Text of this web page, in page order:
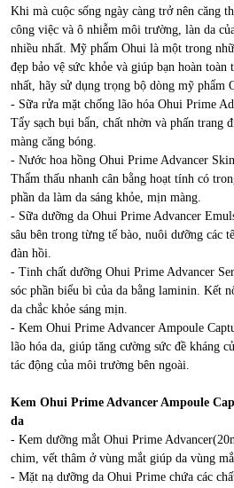
Khi mà cuộc sống ngày càng trở nên căng
công việc và ô nhiễm môi trường, làn da
nhiều nhất. Mỹ phẩm Ohui là một trong
đẹp bảo vệ sức khỏe và giúp bạn hoàn
nhất, hãy sử dụng trọng bộ dòng mỹ phẩm
- Sữa rửa mặt chống lão hóa Ohui Prime
Tẩy sạch bụi bẩn, chất nhờn và phấn trang
màng căng bóng.
- Nước hoa hồng Ohui Prime Advancer
Thẩm thấu nhanh cân bằng hoạt tính có
phần da làm da sáng khỏe, mịn màng.
- Sữa dưỡng da Ohui Prime Advancer
sâu bên trong từng tế bào, nuôi dưỡng các
đàn hồi.
- Tinh chất dưỡng Ohui Prime Advancer
sóc phần biểu bì của da bằng laminin. Kết
da chắc khỏe sáng mịn.
- Kem Ohui Prime Advancer Ampoule
lão hóa da, giúp tăng cường sức đề kháng
tác động của môi trường bên ngoài.
Kem Ohui Prime Advancer Ampoule
da
- Kem dưỡng mắt Ohui Prime
chim, vết thâm ở vùng mắt giúp da vùng
- Mặt nạ dưỡng da Ohui Prime chứa các